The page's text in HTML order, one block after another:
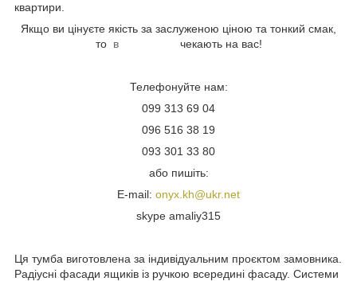
квартири.
Якщо ви цінуєте якість за заслуженою ціною та тонкий смак,
то вONYX MK чекають на вас!
Телефонуйте нам:
099 313 69 04
096 516 38 19
093 301 33 80
або пишіть:
E-mail: onyx.kh@ukr.net
skype amaliy315
Ця тумба виготовлена за індивідуальним проєктом замовника.
Радіусні фасади ящиків із ручкою всередині фасаду. Системи